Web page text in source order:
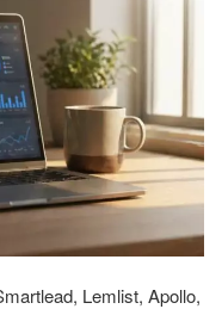
Lemlist, Apollo,